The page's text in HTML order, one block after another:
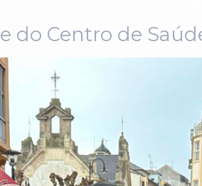
do Centro de